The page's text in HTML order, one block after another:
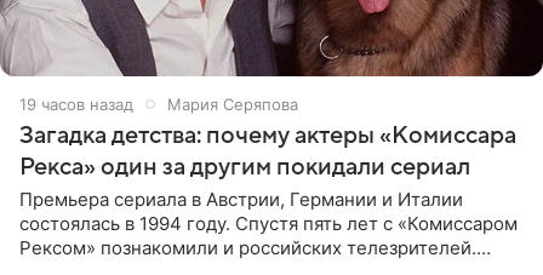
19 часов назад Мария Серяпова
Загадка детства: почему актеры «Комиссара
Рекса» один за другим покидали сериал
Премьера сериала в Австрии, Германии и Италии
состоялась в 1994 году. Спустя пять лет с «Комиссаром
Рексом» познакомили и российских телезрителей.